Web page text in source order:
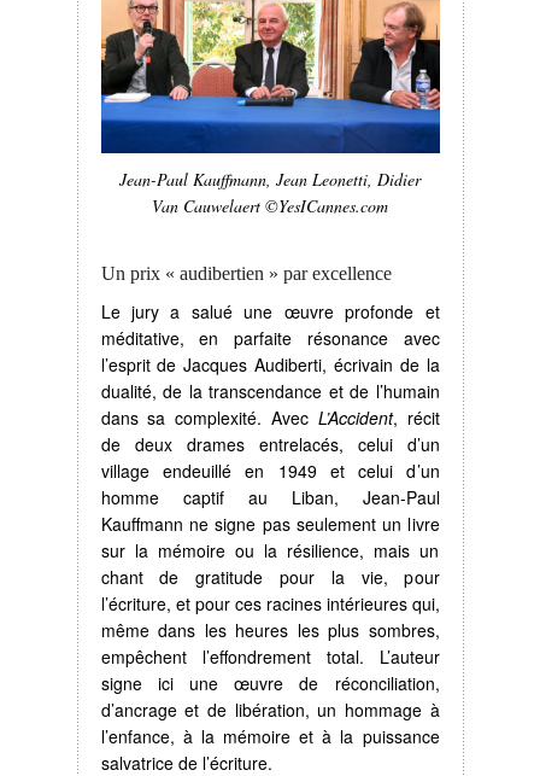
Jean-Paul Kauffmann, Jean Leonetti, Didier
Van Cauwelaert ©YesICannes.com
Un prix « audibertien » par excellence
Le jury a salué une œuvre profonde et
méditative, en parfaite résonance avec
l’esprit de Jacques Audiberti, écrivain de la
dualité, de la transcendance et de l’humain
dans sa complexité. Avec L’Accident, récit
de deux drames entrelacés, celui d’un
village endeuillé en 1949 et celui d’un
homme captif au Liban, Jean-Paul
Kauffmann ne signe pas seulement un livre
sur la mémoire ou la résilience, mais un
chant de gratitude pour la vie, pour
l’écriture, et pour ces racines intérieures qui,
même dans les heures les plus sombres,
empêchent l’effondrement total. L’auteur
signe ici une œuvre de réconciliation,
d’ancrage et de libération, un hommage à
l’enfance, à la mémoire et à la puissance
salvatrice de l’écriture.